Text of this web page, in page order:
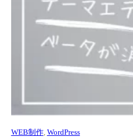
WEB制作, WordPress